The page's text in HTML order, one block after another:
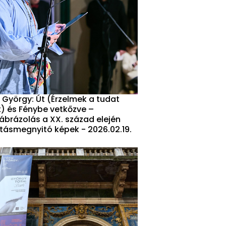
Út (Érzelmek a tudat
és Fénybe vetkőzve –
a XX. század elején
képek - 2026.02.19.